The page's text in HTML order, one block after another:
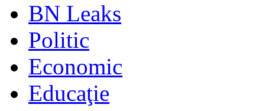
BN Leaks
Politic
Economic
Educaţie